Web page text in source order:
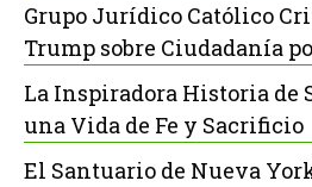
Grupo Jurídico Católico
Trump sobre Ciudadanía
La Inspiradora Historia de
una Vida de Fe y Sacrificio
El Santuario de Nueva